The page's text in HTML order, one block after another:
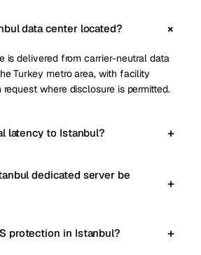
data center located?
is delivered from carrier-neutral data
Turkey metro area, with facility
where disclosure is permitted.
latency to Istanbul?
dedicated server be
protection in Istanbul?